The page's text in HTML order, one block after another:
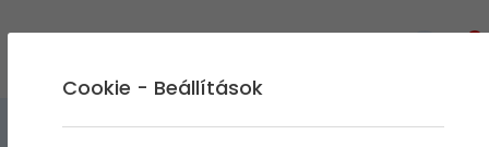
Cookie - Beállítások